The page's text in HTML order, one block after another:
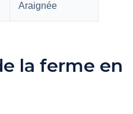
Araignée
la ferme en